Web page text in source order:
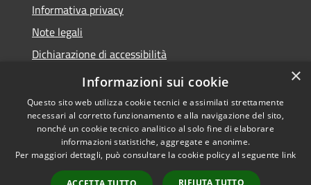
Informativa privacy
Note legali
Dichiarazione di accessibilità
Piano di miglioramento dei servizi
Accessibilità
Copyright © 2026 • Comune di
Sansepolcro • Powered by
Municipium• Accesso
×
Informazioni sui cookie
Questo sito web utilizza cookie tecnici e assimilati strettamente
necessari al corretto funzionamento e alla navigazione del sito,
nonché un cookie tecnico analitico al solo fine di elaborare
informazioni statistiche, aggregate e anonime.
Per maggiori dettagli, può consultare la cookie policy al seguente link
RIFIUTA TUTTO